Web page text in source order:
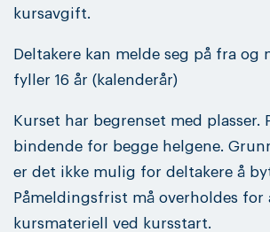
kursavgift.
Deltakere kan melde seg på fra og
fyller 16 år (kalenderår)
Kurset har begrenset med plasser.
bindende for begge helgene.
er det ikke mulig for deltakere å
Påmeldingsfrist må overholdes for
kursmateriell ved kursstart.